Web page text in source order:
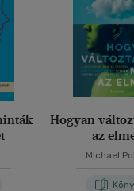
Hogyan
az
Michael